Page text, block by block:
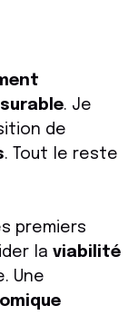
. Je
de
. Tout le reste
premiers
la viabilité
Une